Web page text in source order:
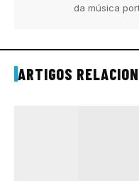
da música
ARTIGOS